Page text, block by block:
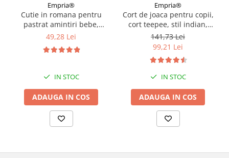
Empria®
Cutie in romana pentru
pastrat amintiri bebe,
colorata, gravata
49,28 Lei
IN STOC
ADAUGA IN COS
Empria®
Cort de joaca pentru copii,
cort teepee, stil indian,
Empria, 110x110x110 cm,
Alb/Bleu
141,73 Lei
99,21 Lei
IN STOC
ADAUGA IN COS